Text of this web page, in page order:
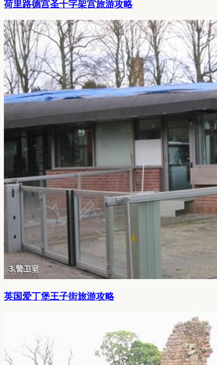
荷里路德宫圣十字架宫旅游攻略
英国爱丁堡王子街旅游攻略